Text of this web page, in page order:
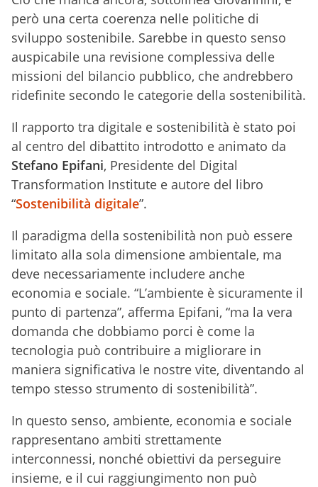
però una certa coerenza nelle politiche di
sviluppo sostenibile. Sarebbe in questo senso
auspicabile una revisione complessiva delle
missioni del bilancio pubblico, che andrebbero
ridefinite secondo le categorie della sostenibilità.
Il rapporto tra digitale e sostenibilità è stato poi
al centro del dibattito introdotto e animato da
Stefano Epifani, Presidente del Digital
Transformation Institute e autore del libro
“Sostenibilità digitale”.
Il paradigma della sostenibilità non può essere
limitato alla sola dimensione ambientale, ma
deve necessariamente includere anche
economia e sociale. “L’ambiente è sicuramente il
punto di partenza”, afferma Epifani, “ma la vera
domanda che dobbiamo porci è come la
tecnologia può contribuire a migliorare in
maniera significativa le nostre vite, diventando al
tempo stesso strumento di sostenibilità”.
In questo senso, ambiente, economia e sociale
rappresentano ambiti strettamente
interconnessi, nonché obiettivi da perseguire
insieme, e il cui raggiungimento non può